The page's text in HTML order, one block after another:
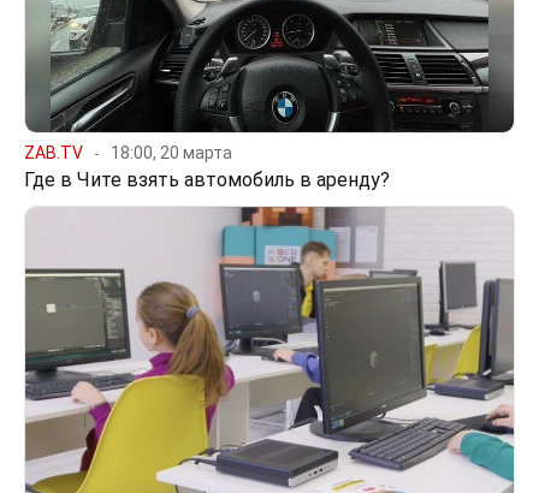
ZAB.TV 18:00, 20 марта
Где в Чите взять автомобиль в аренду?